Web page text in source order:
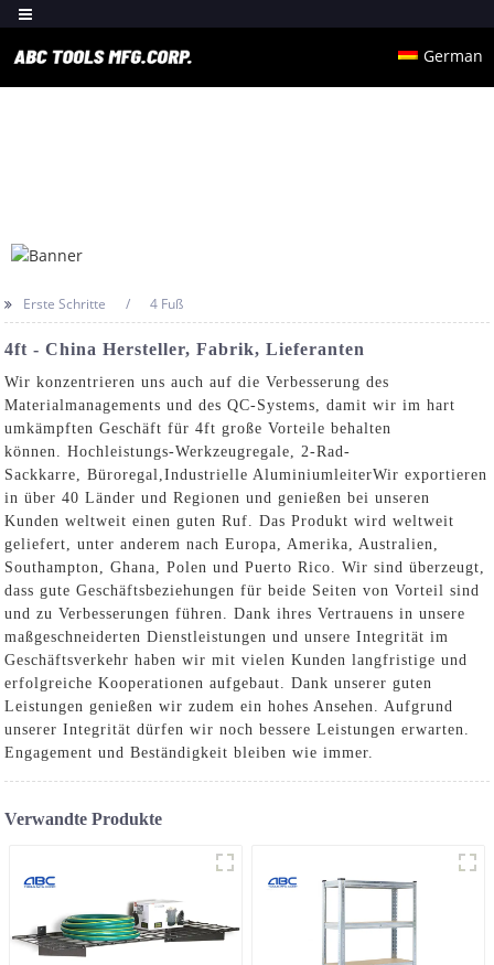
German
Erste Schritte 4 Fuß
4ft - China Hersteller, Fabrik, Lieferanten
Wir konzentrieren uns auch auf die Verbesserung des
Materialmanagements und des QC-Systems, damit wir im hart
umkämpften Geschäft für 4ft große Vorteile behalten
können.Hochleistungs-Werkzeugregale
2-Rad-
Sackkarre ,Büroregal ,Industrielle AluminiumleiterWir exportieren
in über 40 Länder und Regionen und genießen bei unseren
Kunden weltweit einen guten Ruf. Das Produkt wird weltweit
geliefert, unter anderem nach Europa, Amerika, Australien,
Southampton, Ghana, Polen und Puerto Rico. Wir sind überzeugt,
dass gute Geschäftsbeziehungen für beide Seiten von Vorteil sind
und zu Verbesserungen führen. Dank ihres Vertrauens in unsere
maßgeschneiderten Dienstleistungen und unsere Integrität im
Geschäftsverkehr haben wir mit vielen Kunden langfristige und
erfolgreiche Kooperationen aufgebaut. Dank unserer guten
Leistungen genießen wir zudem ein hohes Ansehen. Aufgrund
unserer Integrität dürfen wir noch bessere Leistungen erwarten.
Engagement und Beständigkeit bleiben wie immer.
Verwandte Produkte